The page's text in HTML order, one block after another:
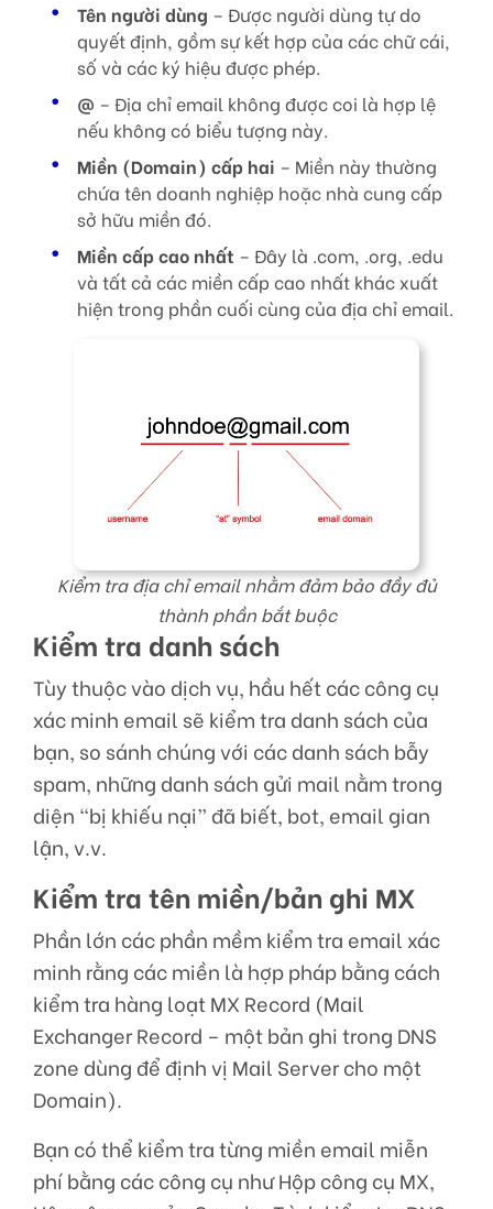
Tên người dùng – Được người dùng tự do
quyết định, gồm sự kết hợp của các chữ cái,
số và các ký hiệu được phép.
@ – Địa chỉ email không được coi là hợp lệ
nếu không có biểu tượng này.
Miền (Domain) cấp hai – Miền này thường
chứa tên doanh nghiệp hoặc nhà cung cấp
sở hữu miền đó.
Miền cấp cao nhất – Đây là .com, .org, .edu
và tất cả các miền cấp cao nhất khác xuất
hiện trong phần cuối cùng của địa chỉ email.
Kiểm tra địa chỉ email nhằm đảm bảo đầy đủ
thành phần bắt buộc
Kiểm tra danh sách
Tùy thuộc vào dịch vụ, hầu hết các công cụ
xác minh email sẽ kiểm tra danh sách của
bạn, so sánh chúng với các danh sách bẫy
spam, những danh sách gửi mail nằm trong
diện “bị khiếu nại” đã biết, bot, email gian
lận, v.v.
Kiểm tra tên miền/bản ghi MX
Phần lớn các phần mềm kiểm tra email xác
minh rằng các miền là hợp pháp bằng cách
kiểm tra hàng loạt MX Record (Mail
Exchanger Record – một bản ghi trong DNS
zone dùng để định vị Mail Server cho một
Domain).
Bạn có thể kiểm tra từng miền email miễn
phí bằng các công cụ như Hộp công cụ MX,